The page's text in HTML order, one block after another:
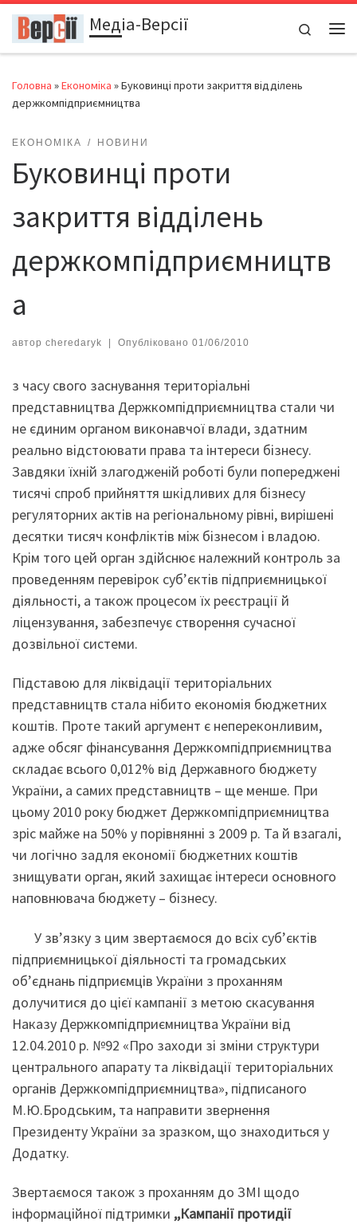
Перейти до вмістуМедіа-Версії
Search
Головна »Економіка »Буковинці проти закриття відділень
держкомпідприємництва
ЕКОНОМІКА НОВИНИ
Буковинці проти
закриття відділень
держкомпідприємництв
а
автор cheredaryk | Опубліковано 01/06/2010
з часу свого заснування територіальні
представництва Держкомпідприємництва стали чи
не єдиним органом виконавчої влади, здатним
реально відстоювати права та інтереси бізнесу.
Завдяки їхній злагодженій роботі були попереджені
тисячі спроб прийняття шкідливих для бізнесу
регуляторних актів на регіональному рівні, вирішені
десятки тисяч конфліктів між бізнесом і владою.
Крім того цей орган здійснює належний контроль за
проведенням перевірок суб’єктів підприємницької
діяльності, а також процесом їх реєстрації й
ліцензування, забезпечує створення сучасної
дозвільної системи.
Підставою для ліквідації територіальних
представництв стала нібито економія бюджетних
коштів. Проте такий аргумент є непереконливим,
адже обсяг фінансування Держкомпідприємництва
складає всього 0,012% від Державного бюджету
України, а самих представництв – ще менше. При
цьому 2010 року бюджет Держкомпідприємництва
зріс майже на 50% у порівнянні з 2009 р. Та й взагалі,
чи логічно задля економії бюджетних коштів
знищувати орган, який захищає інтереси основного
наповнювача бюджету – бізнесу.
У зв’язку з цим звертаємося до всіх суб’єктів
підприємницької діяльності та громадських
об’єднань підприємців України з проханням
долучитися до цієї кампанії з метою скасування
Наказу Держкомпідприємництва України від
12.04.2010 р. №92 «Про заходи зі зміни структури
центрального апарату та ліквідації територіальних
органів Держкомпідприємництва», підписаного
М.Ю.Бродським, та направити звернення
Президенту України за зразком, що знаходиться у
Додатку.
Звертаємося також з проханням до ЗМІ щодо
інформаційної підтримки ,,Кампанії протидії